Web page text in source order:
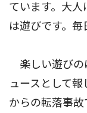
ています。大
は遊びです。毎
楽しい遊びの
ュースとして
からの転落事